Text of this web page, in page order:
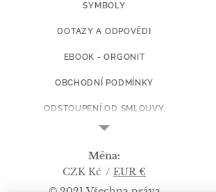
SYMBOLY
DOTAZY A ODPOVĚDI
EBOOK - ORGONIT
OBCHODNÍ PODMÍNKY
ODSTOUPENÍ OD SMLOUVY
KOPIE Z ART BY L.Š.
Měna
CZK Kč
EUR €